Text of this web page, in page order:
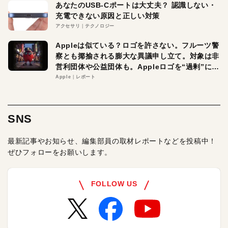
あなたのUSB-Cポートは大丈夫？ 認識しない・
充電できない原因と正しい対策
アクセサリ テクノロジー
Appleは似ている？ロゴを許さない。フルーツ警
察とも揶揄される膨大な異議申し立て。対象は非
営利団体や公益団体も。Appleロゴを“過剰”に守
る理由とは
Apple レポート
SNS
最新記事やお知らせ、編集部員の取材レポートなどを投稿中！
ぜひフォローをお願いします。
FOLLOW US